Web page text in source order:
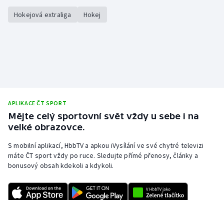
Hokejová extraliga Hokej
APLIKACE ČT SPORT
Mějte celý sportovní svět vždy u sebe i na
velké obrazovce.
S mobilní aplikací, HbbTV a apkou iVysílání ve své chytré televizi
máte ČT sport vždy po ruce. Sledujte přímé přenosy, články a
bonusový obsah kdekoli a kdykoli.